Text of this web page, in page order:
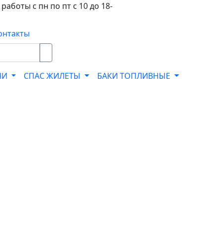
с пн по пт с 10 до 18-
СПАС ЖИЛЕТЫ БАКИ ТОПЛИВНЫЕ